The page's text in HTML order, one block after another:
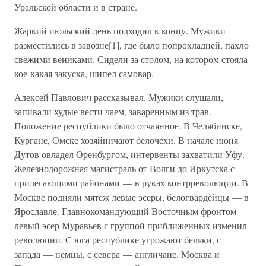
Уральской области и в стране.
Жаркий июльский день подходил к концу. Мужики
разместились в завозне[1], где было попрохладней, пахло
свежими вениками. Сидели за столом, на котором стояла
кое-какая закуска, шипел самовар.
Алексей Павлович рассказывал. Мужики слушали,
запивали худые вести чаем, заваренным из трав.
Положение республики было отчаянное. В Челябинске,
Кургане, Омске хозяйничают белочехи. В начале июня
Дутов овладел Оренбургом, интервенты захватили Уфу.
Железнодорожная магистраль от Волги до Иркутска с
прилегающими районами — в руках контрреволюции. В
Москве подняли мятеж левые эсеры, белогвардейцы — в
Ярославле. Главнокомандующий Восточным фронтом
левый эсер Муравьев с группой приближенных изменил
революции. С юга республике угрожают беляки, с
запада — немцы, с севера — англичане. Москва и